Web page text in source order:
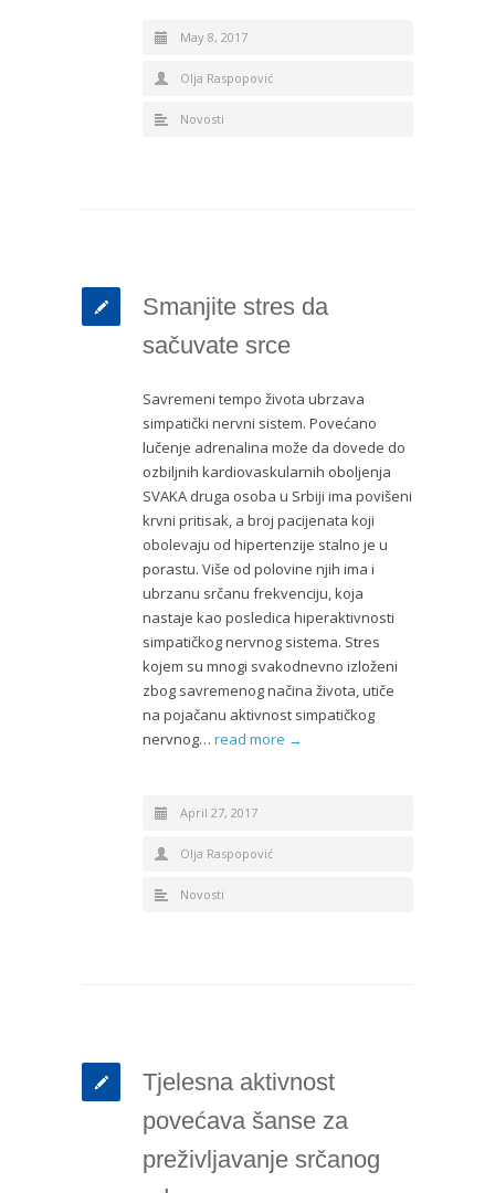
May 8, 2017
Olja Raspopović
Novosti
Smanjite stres da
sačuvate srce
Savremeni tempo života ubrzava
simpatički nervni sistem. Povećano
lučenje adrenalina može da dovede do
ozbiljnih kardiovaskularnih oboljenja
SVAKA druga osoba u Srbiji ima povišeni
krvni pritisak, a broj pacijenata koji
obolevaju od hipertenzije stalno je u
porastu. Više od polovine njih ima i
ubrzanu srčanu frekvenciju, koja
nastaje kao posledica hiperaktivnosti
simpatičkog nervnog sistema. Stres
kojem su mnogi svakodnevno izloženi
zbog savremenog načina života, utiče
na pojačanu aktivnost simpatičkog
nervnog… read more →
April 27, 2017
Olja Raspopović
Novosti
Tjelesna aktivnost
povećava šanse za
preživljavanje srčanog